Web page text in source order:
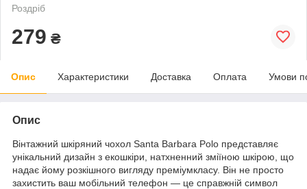
Роздріб
279 ₴
Опис Характеристики Доставка Оплата Умови
Опис
Вінтажний шкіряний чохол Santa Barbara Polo представляє
унікальний дизайн з екошкіри, натхненний зміїною шкірою, що
надає йому розкішного вигляду преміумкласу. Він не просто
захистить ваш мобільний телефон — це справжній символ